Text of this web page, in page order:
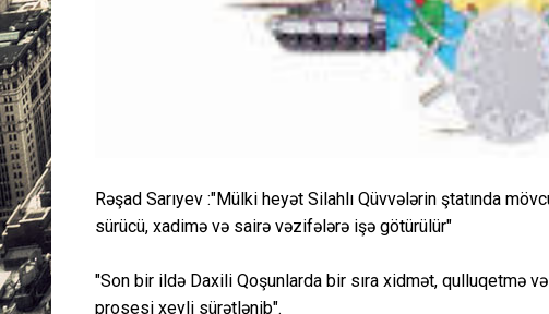
Rəşad Sarıyev :"Mülki heyət Silahlı Qüvvələrin ştatında
sürücü, xadimə və sairə vəzifələrə işə götürülür"
"Son bir ildə Daxili Qoşunlarda bir sıra xidmət, qulluqetmə
prosesi xeyli sürətlənib".